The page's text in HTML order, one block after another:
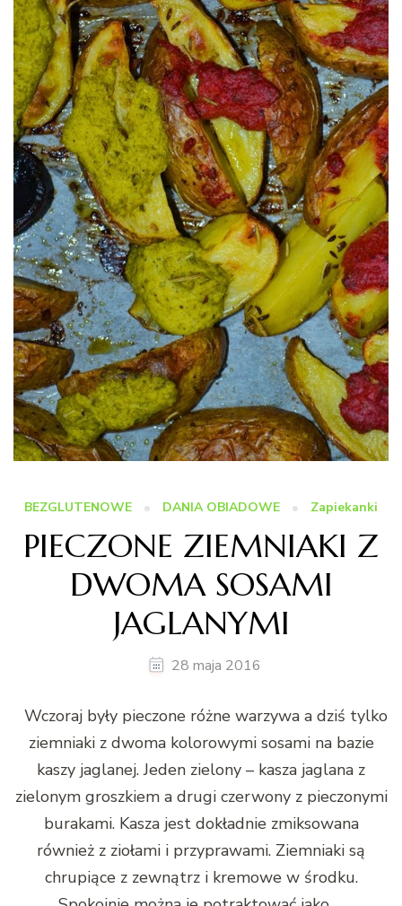
BEZGLUTENOWE DANIA OBIADOWE Zapiekanki
PIECZONE ZIEMNIAKI Z
DWOMA SOSAMI
JAGLANYMI
28 maja 2016
Wczoraj były pieczone różne warzywa a dziś tylko
ziemniaki z dwoma kolorowymi sosami na bazie
kaszy jaglanej. Jeden zielony – kasza jaglana z
zielonym groszkiem a drugi czerwony z pieczonymi
burakami. Kasza jest dokładnie zmiksowana
również z ziołami i przyprawami. Ziemniaki są
chrupiące z zewnątrz i kremowe w środku.